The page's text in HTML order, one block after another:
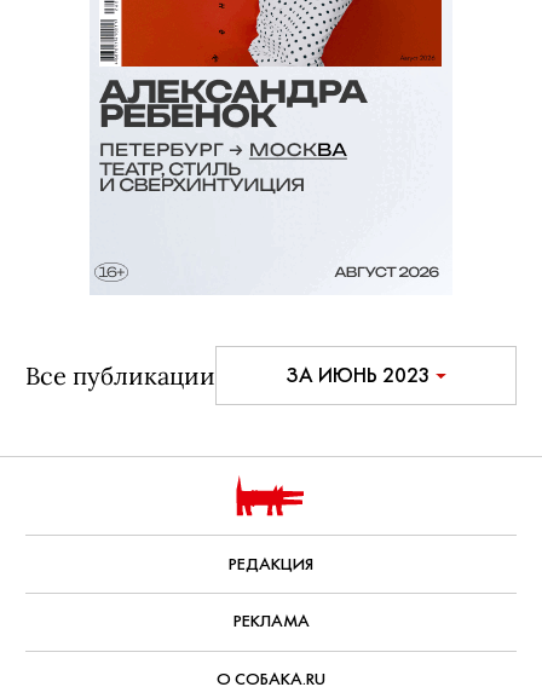
Все публикации ЗА ИЮНЬ 2023
РЕДАКЦИЯ
РЕКЛАМА
О СОБАКА.RU